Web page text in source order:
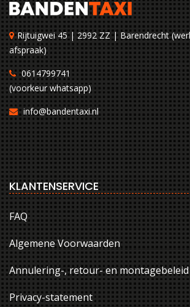
Rijtuigwei 45 | 2992 ZZ | Barendrecht
afspraak)
0614799741
(voorkeur whatsapp)
info@bandentaxi.nl
KLANTENSERVICE
FAQ
Algemene Voorwaarden
Annulering-, retour- en montagebeleid
Privacy-statement